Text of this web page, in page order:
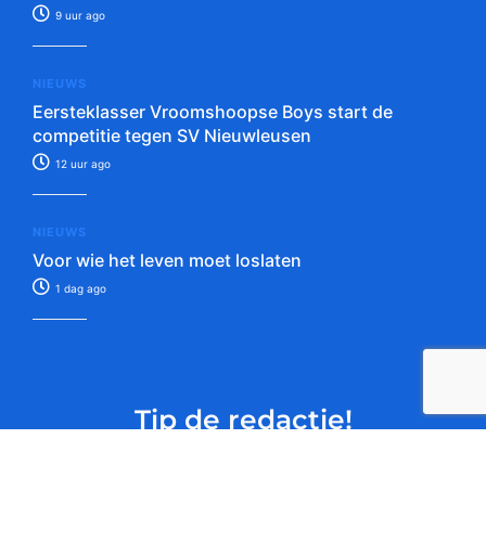
9 uur ago
NIEUWS
Eersteklasser Vroomshoopse Boys start de
competitie tegen SV Nieuwleusen
12 uur ago
NIEUWS
Voor wie het leven moet loslaten
1 dag ago
Tip de redactie!